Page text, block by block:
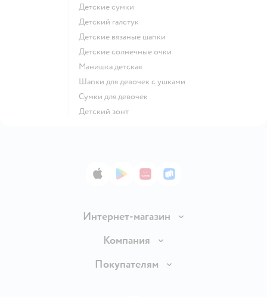
Детские сумки
Детский галстук
Детские вязаные шапки
Детские солнечные очки
Манишка детская
Шапки для девочек с ушками
Сумки для девочек
Детский зонт
App StoreGoogle Play
AppGallery
RuStore
Интернет-магазин
Доставка и оплата
Правила продажи
Компания
Вакансии
Покупателям